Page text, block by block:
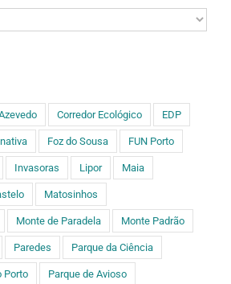
Corredor Ecológico EDP
Foz do Sousa FUN Porto
Invasoras Lipor Maia
Matosinhos
Monte de Paradela Monte Padrão
Paredes Parque da Ciência
Porto Parque de Avioso